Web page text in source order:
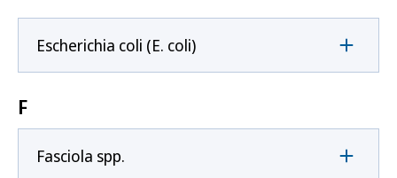
Escherichia coli (E. coli)
F
Fasciola spp.